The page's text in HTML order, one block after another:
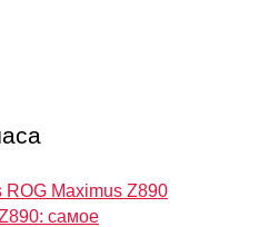
ROG Maximus Z890
самое